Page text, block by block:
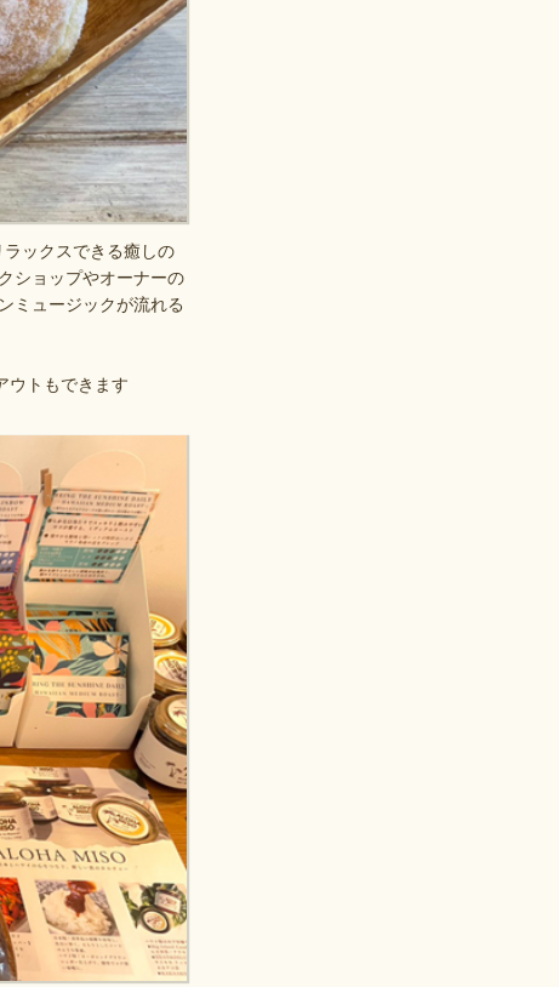
ックスできる癒しの
ショップやオーナーの
ミュージックが流れる
ウトもできます